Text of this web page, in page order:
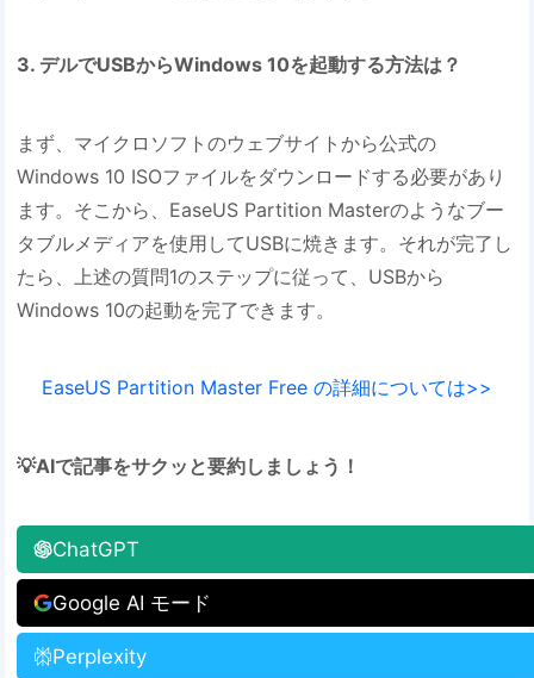
3. デルでUSBからWindows 10を起動する方法は？
まず、マイクロソフトのウェブサイトから公式の
Windows 10 ISOファイルをダウンロードする必要があり
ます。そこから、EaseUS Partition Masterのようなブー
タブルメディアを使用してUSBに焼きます。それが完了し
たら、上述の質問1のステップに従って、USBから
Windows 10の起動を完了できます。
EaseUS Partition Master Free の詳細については>>
💡AIで記事をサクッと要約しましょう！
ChatGPT
Google AI モード
Perplexity